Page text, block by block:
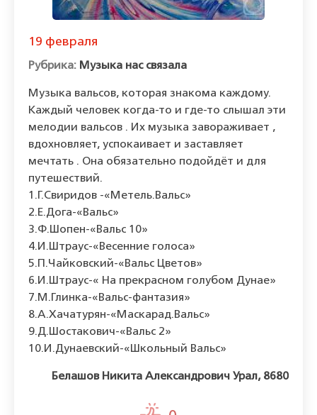
19 февраля
Музыка нас связала
Музыка вальсов, которая знакома каждому.
Каждый человек когда-то и где-то слышал эти
мелодии вальсов . Их музыка завораживает ,
вдохновляет, успокаивает и заставляет
мечтать . Она обязательно подойдёт и для
путешествий.
1.Г.Свиридов -«Метель.Вальс»
2.Е.Дога-«Вальс»
3.Ф.Шопен-«Вальс 10»
4.И.Штраус-«Весенние голоса»
5.П.Чайковский-«Вальс Цветов»
6.И.Штраус-« На прекрасном голубом Дунае»
7.М.Глинка-«Вальс-фантазия»
8.А.Хачатурян-«Маскарад.Вальс»
9.Д.Шостакович-«Вальс 2»
10.И.Дунаевский-«Школьный Вальс»
Белашов Никита Александрович Урал, 8680